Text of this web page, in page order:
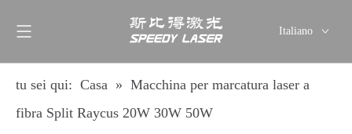
Italiano
tu sei qui: Casa » Macchina per marcatura laser a
fibra Split Raycus 20W 30W 50W